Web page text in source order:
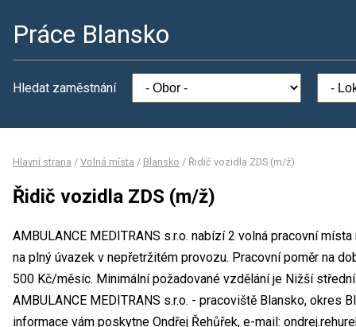
Práce Blansko
Hledat zaměstnání
Hlavní strana / Volná místa / Blansko / Řidič vozidla ZDS (m/ž)
Řidič vozidla ZDS (m/ž)
AMBULANCE MEDITRANS s.r.o. nabízí 2 volná pracovní
na plný úvazek v nepřetržitém provozu. Pracovní poměr na
500 Kč/měsíc. Minimální požadované vzdělání je Nižší
AMBULANCE MEDITRANS s.r.o. - pracoviště Blansko, okres
informace vám poskytne Ondřej Řehůřek, e-mail: